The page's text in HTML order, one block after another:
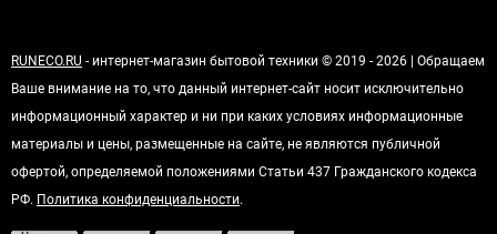
RUNECO.RU - интернет-магазин бытовой техники © 2019 - 2026 | Обращаем
Ваше внимание на то, что данный интернет-сайт носит исключительно
информационный характер и ни при каких условиях информационные
материалы и цены, размещенные на сайте, не являются публичной
офертой, определяемой положениями Статьи 437 Гражданского кодекса
РФ. Политика конфиденциальности.